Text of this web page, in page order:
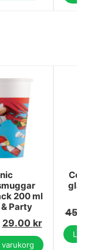
200 ml
Party
29.00 kr
glas